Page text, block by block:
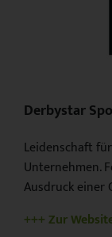
Derbystar
Leidenschaft
Unternehmen.
Ausdruck einer
+++ Zur